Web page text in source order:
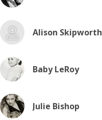
Alison Skipworth
Baby LeRoy
Julie Bishop